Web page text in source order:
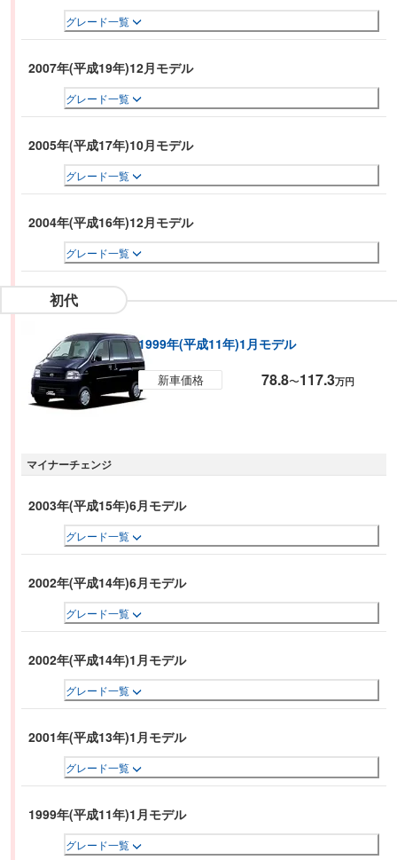
グレード一覧
2007年(平成19年)12月モデル
グレード一覧
2005年(平成17年)10月モデル
グレード一覧
2004年(平成16年)12月モデル
グレード一覧
初代
1999年(平成11年)1月モデル
新車価格 78.8〜117.3万円
マイナーチェンジ
2003年(平成15年)6月モデル
グレード一覧
2002年(平成14年)6月モデル
グレード一覧
2002年(平成14年)1月モデル
グレード一覧
2001年(平成13年)1月モデル
グレード一覧
1999年(平成11年)1月モデル
グレード一覧